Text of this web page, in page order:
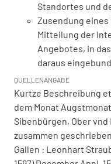
Standortes und
Zusendung
Mitteilung der
Angebotes, in
daraus
QUELLENANGABE
Kurtze Beschreibung
dem Monat
Sibenbürgen, Ober
zusammen
Gallen : Leonhart